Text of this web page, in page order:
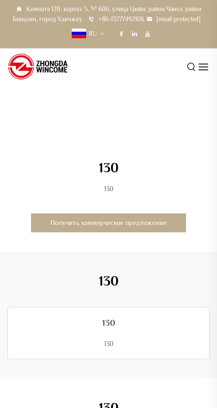
Комната 120, корпус 5, № 606, улица Цюйи, район Чанхэ, район
Бинцзян, город Ханчжоу
+86-13777492106
[email protected]
RU
130
130
Получить коммерческое предложение
130
130
130